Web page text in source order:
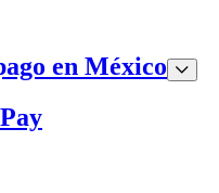
en México